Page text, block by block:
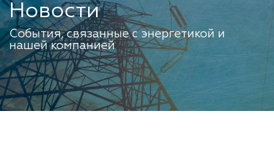
Новости
События, связанные с энергетикой и
нашей компанией